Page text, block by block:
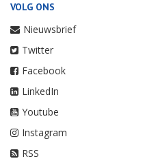
VOLG ONS
Nieuwsbrief
Twitter
Facebook
LinkedIn
Youtube
Instagram
RSS